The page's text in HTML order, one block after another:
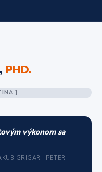
PHD.
]
výkonom sa
GRIGAR · PETER